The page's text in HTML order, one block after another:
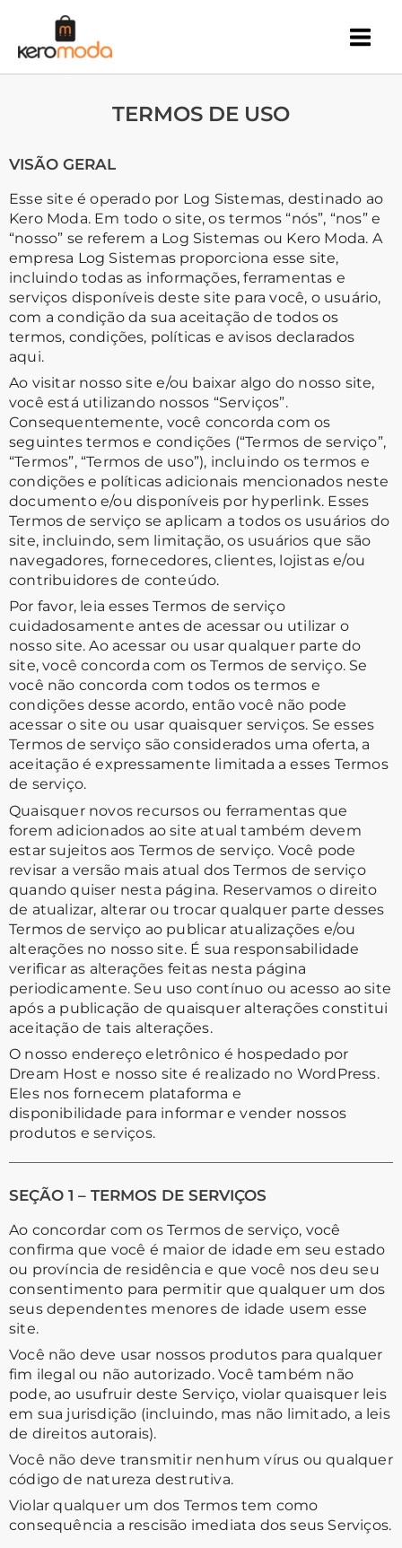
TERMOS DE USO
VISÃO GERAL
Esse site é operado por Log Sistemas, destinado ao
Kero Moda. Em todo o site, os termos “nós”, “nos” e
“nosso” se referem a Log Sistemas ou Kero Moda. A
empresa Log Sistemas proporciona esse site,
incluindo todas as informações, ferramentas e
serviços disponíveis deste site para você, o usuário,
com a condição da sua aceitação de todos os
termos, condições, políticas e avisos declarados
aqui.
Ao visitar nosso site e/ou baixar algo do nosso site,
você está utilizando nossos “Serviços”.
Consequentemente, você concorda com os
seguintes termos e condições (“Termos de serviço”,
“Termos”, “Termos de uso”), incluindo os termos e
condições e políticas adicionais mencionados neste
documento e/ou disponíveis por hyperlink. Esses
Termos de serviço se aplicam a todos os usuários do
site, incluindo, sem limitação, os usuários que são
navegadores, fornecedores, clientes, lojistas e/ou
contribuidores de conteúdo.
Por favor, leia esses Termos de serviço
cuidadosamente antes de acessar ou utilizar o
nosso site. Ao acessar ou usar qualquer parte do
site, você concorda com os Termos de serviço. Se
você não concorda com todos os termos e
condições desse acordo, então você não pode
acessar o site ou usar quaisquer serviços. Se esses
Termos de serviço são considerados uma oferta, a
aceitação é expressamente limitada a esses Termos
de serviço.
Quaisquer novos recursos ou ferramentas que
forem adicionados ao site atual também devem
estar sujeitos aos Termos de serviço. Você pode
revisar a versão mais atual dos Termos de serviço
quando quiser nesta página. Reservamos o direito
de atualizar, alterar ou trocar qualquer parte desses
Termos de serviço ao publicar atualizações e/ou
alterações no nosso site. É sua responsabilidade
verificar as alterações feitas nesta página
periodicamente. Seu uso contínuo ou acesso ao site
após a publicação de quaisquer alterações constitui
aceitação de tais alterações.
O nosso endereço eletrônico é hospedado por
Dream Host e nosso site é realizado no WordPress.
Eles nos fornecem plataforma e
disponibilidade para informar e vender nossos
produtos e serviços.
SEÇÃO 1 – TERMOS DE SERVIÇOS
Ao concordar com os Termos de serviço, você
confirma que você é maior de idade em seu estado
ou província de residência e que você nos deu seu
consentimento para permitir que qualquer um dos
seus dependentes menores de idade usem esse
site.
Você não deve usar nossos produtos para qualquer
fim ilegal ou não autorizado. Você também não
pode, ao usufruir deste Serviço, violar quaisquer leis
em sua jurisdição (incluindo, mas não limitado, a leis
de direitos autorais).
Você não deve transmitir nenhum vírus ou qualquer
código de natureza destrutiva.
Violar qualquer um dos Termos tem como
consequência a rescisão imediata dos seus Serviços.